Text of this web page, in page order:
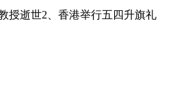
授逝世2、香港举行五四升旗礼